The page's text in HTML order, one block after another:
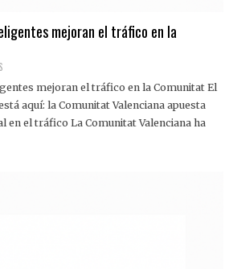
mejoran el tráfico en la
mejoran el tráfico en la Comunitat El
aquí: la Comunitat Valenciana apuesta
en el tráfico La Comunitat Valenciana ha